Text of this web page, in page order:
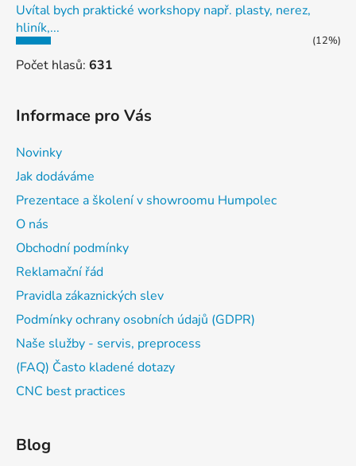
Uvítal bych praktické workshopy např. plasty, nerez,
hliník,...
(12%)
Počet hlasů: 631
Informace pro Vás
Novinky
Jak dodáváme
Prezentace a školení v showroomu Humpolec
O nás
Obchodní podmínky
Reklamační řád
Pravidla zákaznických slev
Podmínky ochrany osobních údajů (GDPR)
Naše služby - servis, preprocess
(FAQ) Často kladené dotazy
CNC best practices
Blog